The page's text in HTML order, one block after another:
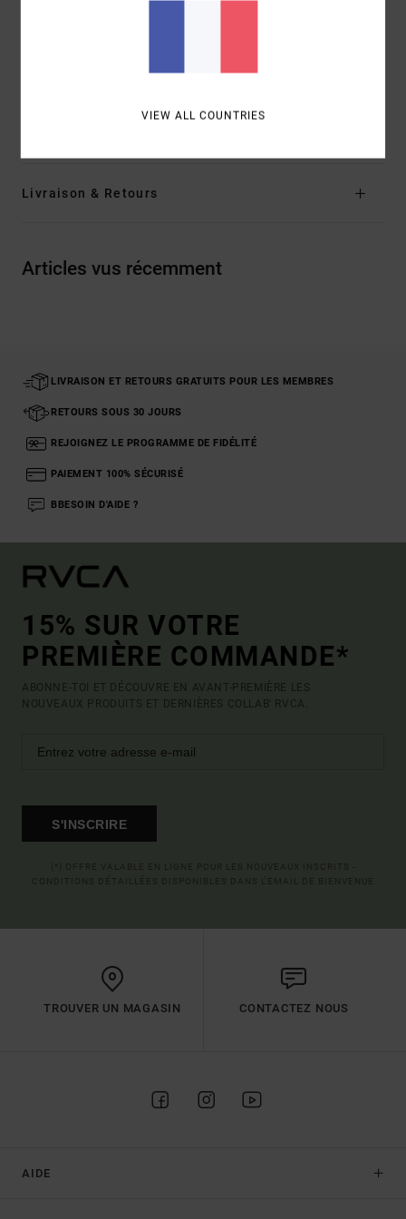
étiquette RVCA sur la poche arrière
66% polyester recyclé, 20% coton, 8% True
Livraison & Retours
Articles vus récemment
LIVRAISON ET RETOURS GRATUITS POUR LES MEMBRES
RETOURS SOUS 30 JOURS
REJOIGNEZ LE PROGRAMME DE FIDÉLITÉ
PAIEMENT 100% SÉCURISÉ
BBESOIN D'AIDE ?
15% SUR VOTRE
PREMIÈRE COMMANDE*
ABONNE-TOI ET DÉCOUVRE EN AVANT-PREMIÈRE LES
NOUVEAUX PRODUITS ET DERNIÈRES COLLAB' RVCA.
S'INSCRIRE
TROUVER UN MAGASIN CONTACTEZ NOUS
AIDE
VIEW ALL COUNTRIES